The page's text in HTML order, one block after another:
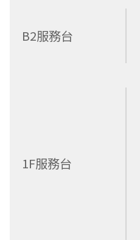
B2服務台
1F服務台